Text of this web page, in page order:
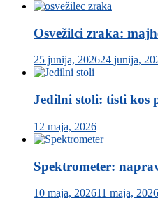
Osvežilci zraka:
25 junija, 202624 junija,
Jedilni stoli: tisti kos
12 maja, 2026
Spektrometer:
10 maja, 202611 maja, 2026